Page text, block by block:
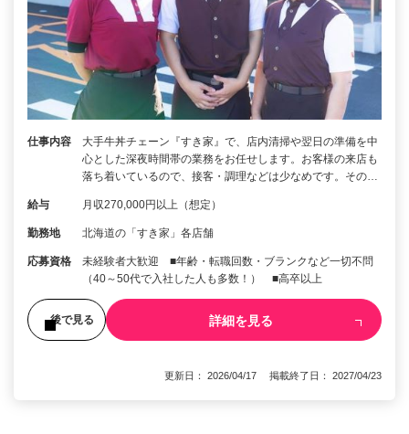
仕事内容
大手牛丼チェーン『すき家』で、店内清掃や翌日の準備を中
心とした深夜時間帯の業務をお任せします。お客様の来店も
落ち着いているので、接客・調理などは少なめです。その…
給与 月収270,000円以上（想定）
勤務地 北海道の「すき家」各店舗
応募資格
未経験者大歓迎 ■年齢・転職回数・ブランクなど一切不問
（40～50代で入社した人も多数！） ■高卒以上
後で見る 詳細を見る
更新日： 2026/04/17 掲載終了日： 2027/04/23